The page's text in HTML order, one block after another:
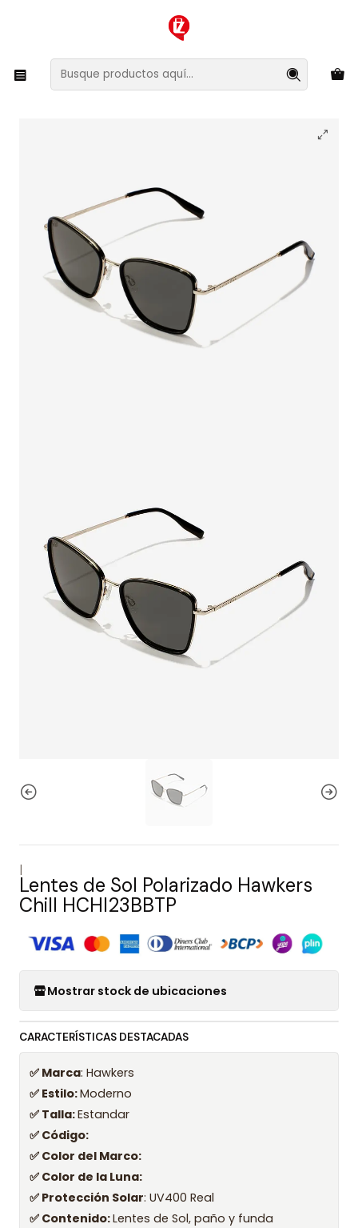
XMAS SALE ¡Compra antes de que la oferta termine!
Lentes y Accesorios Lentes de Sol
Lentes de Sol Polarizado Hawkers Chill HCHI23BBTP
|
Lentes de Sol Polarizado Hawkers
Chill HCHI23BBTP
Mostrar stock de ubicaciones
CARACTERÍSTICAS DESTACADAS
✅ Marca: Hawkers
✅ Estilo:Moderno
✅ Talla:Estandar
✅ Código:
✅ Color del Marco:
✅ Color de la Luna:
✅ Protección Solar: UV400 Real
✅ Contenido:Lentes de Sol, paño y funda